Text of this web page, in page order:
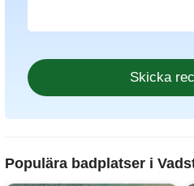
Populära badplatser i